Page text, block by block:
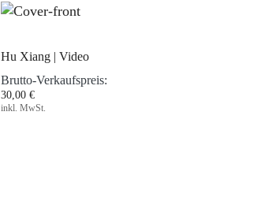
Hu Xiang | Video
Brutto-Verkaufspreis:
30,00 €
inkl. MwSt.